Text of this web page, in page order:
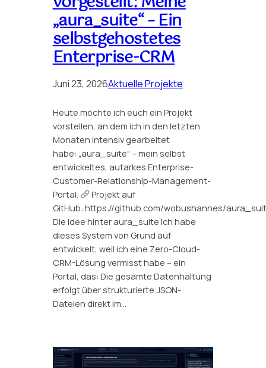
„aura_suite“ – Ein
selbstgehostetes
Enterprise-CRM
Juni 23, 2026Aktuelle Projekte
Heute möchte ich euch ein Projekt
vorstellen, an dem ich in den letzten
Monaten intensiv gearbeitet
habe: „aura_suite“ – mein selbst
entwickeltes, autarkes Enterprise-
Customer-Relationship-Management-
Portal.
Projekt auf
GitHub: https://github.com/wobushannes/
Die Idee hinter aura_suite Ich habe
dieses System von Grund auf
entwickelt, weil ich eine Zero-Cloud-
CRM-Lösung vermisst habe – ein
Portal, das: Die gesamte Datenhaltung
erfolgt über strukturierte JSON-
Dateien direkt im…